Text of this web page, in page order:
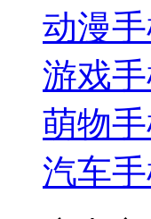
动漫
游戏
萌物
汽车